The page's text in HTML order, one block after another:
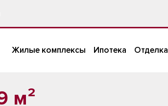
Жилые комплексы Ипотека Отделка
м²